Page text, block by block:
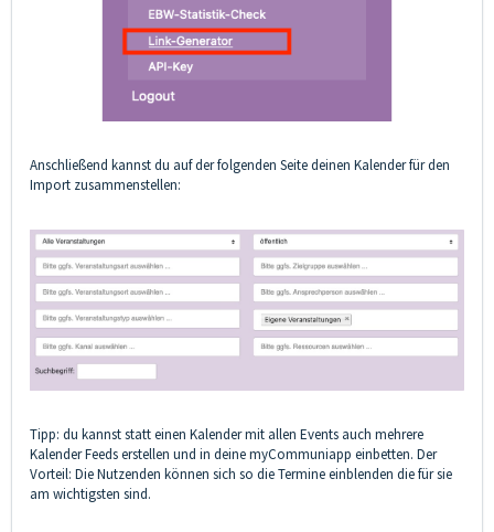
Anschließend kannst du auf der folgenden Seite deinen Kalender für den
Import zusammenstellen:
Tipp: du kannst statt einen Kalender mit allen Events auch mehrere
Kalender Feeds erstellen und in deine myCommuniapp einbetten. Der
Vorteil: Die Nutzenden können sich so die Termine einblenden die für sie
am wichtigsten sind.